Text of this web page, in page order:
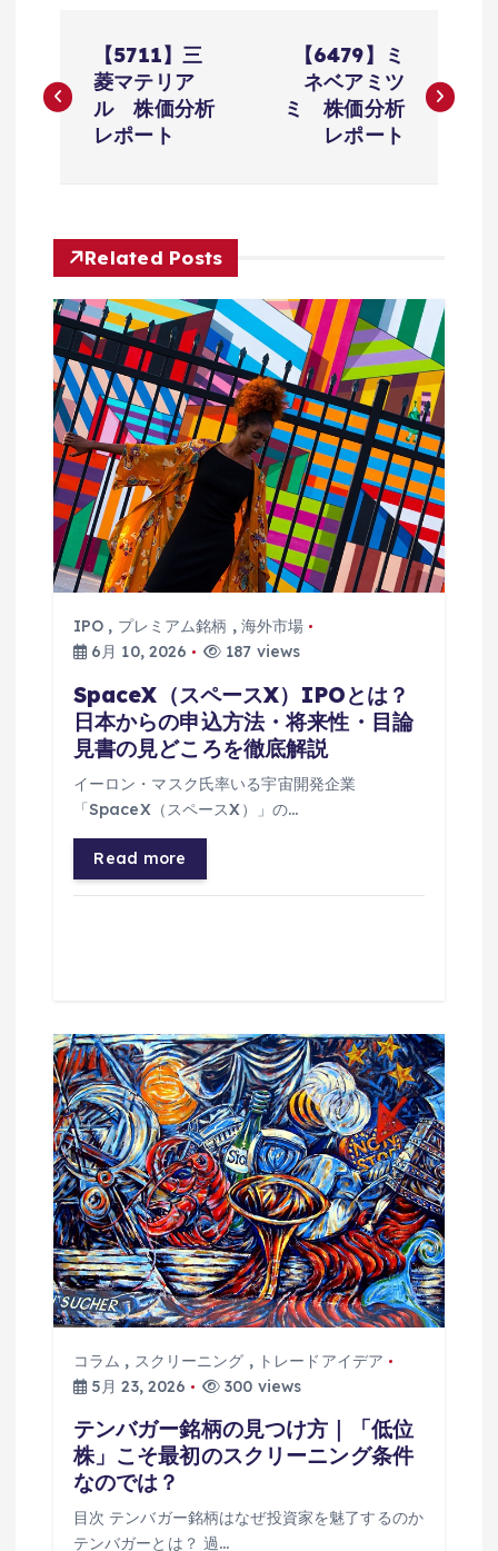
稿
ゲ
ー
シ
ョ
ン
【5711】三
菱マテリア
ル 株価分析
レポート
【6479】ミ
ネベアミツ
ミ 株価分析
レポート
Related Posts
IPO , プレミアム銘柄 ,海外市場
6月 10, 2026
187 views
SpaceX（スペースX）IPOとは？
日本からの申込方法・将来性・目論
見書の見どころを徹底解説
イーロン・マスク氏率いる宇宙開発企業
「SpaceX（スペースX）」の…
Read more
コラム , スクリーニング , トレードアイデア
5月 23, 2026
300 views
テンバガー銘柄の見つけ方｜「低位
株」こそ最初のスクリーニング条件
なのでは？
目次 テンバガー銘柄はなぜ投資家を魅了するのか
テンバガーとは？ 過…